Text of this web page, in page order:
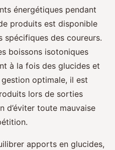
énergétiques pendant
produits est disponible
spécifiques des coureurs.
boissons isotoniques
à la fois des glucides et
optimale, il est
lors de sorties
d’éviter toute mauvaise
apports en glucides,